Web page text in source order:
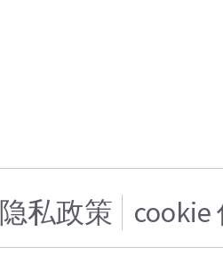
隐私政策 cookie